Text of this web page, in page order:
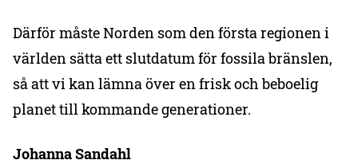
Därför måste Norden som den första regionen i
världen sätta ett slutdatum för fossila bränslen,
så att vi kan lämna över en frisk och beboelig
planet till kommande generationer.
Johanna Sandahl